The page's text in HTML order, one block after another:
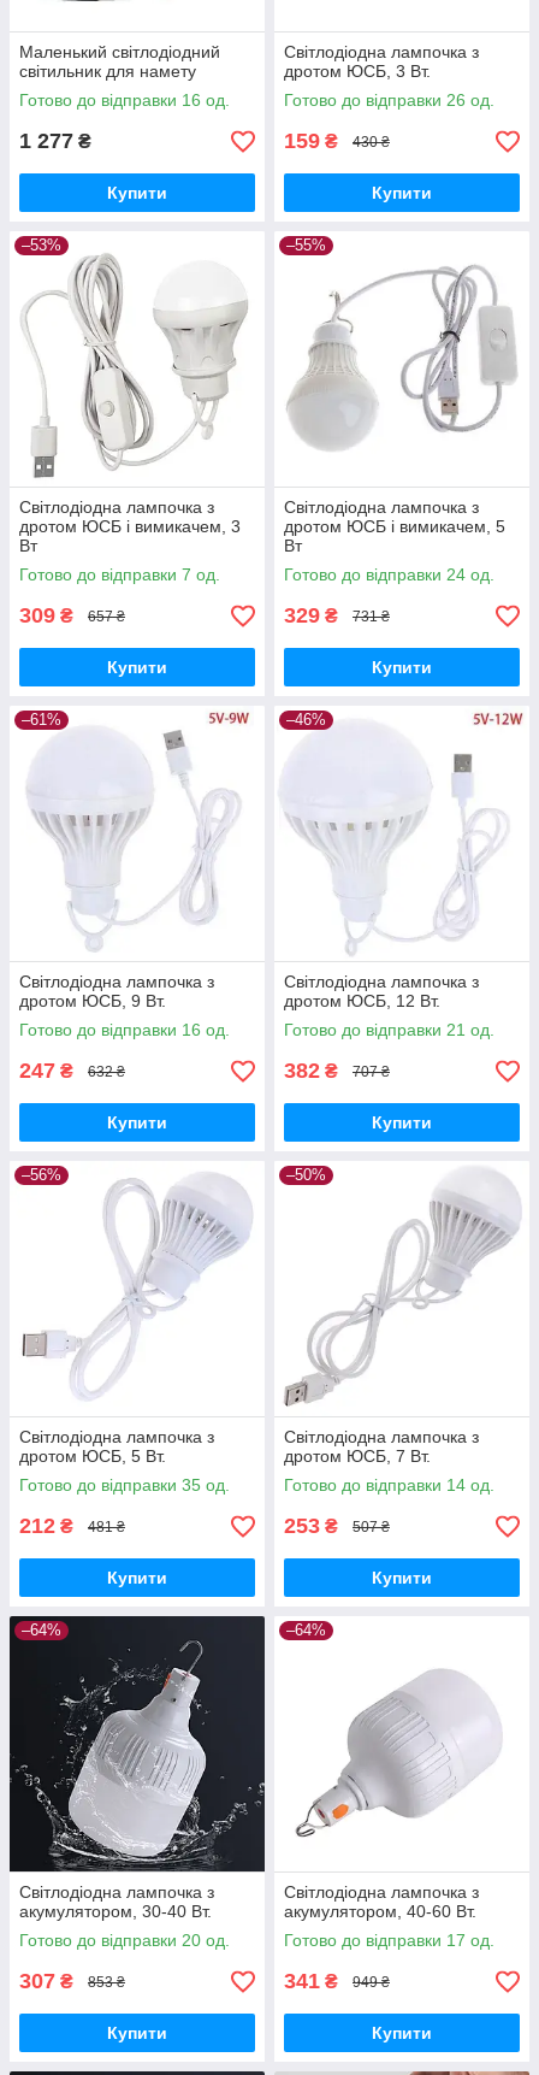
Маленький світлодіодний
світильник для намету
Готово до відправки 16 од.
1 277 ₴
Купити
Світлодіодна лампочка з
дротом ЮСБ, 3 Вт.
Готово до відправки 26 од.
159 ₴ 430 ₴
Купити
–53%
Світлодіодна лампочка з
дротом ЮСБ і вимикачем, 3
Вт
Готово до відправки 7 од.
309 ₴ 657 ₴
Купити
–55%
Світлодіодна лампочка з
дротом ЮСБ і вимикачем, 5
Вт
Готово до відправки 24 од.
329 ₴ 731 ₴
Купити
–61%
Світлодіодна лампочка з
дротом ЮСБ, 9 Вт.
Готово до відправки 16 од.
247 ₴ 632 ₴
Купити
–46%
Світлодіодна лампочка з
дротом ЮСБ, 12 Вт.
Готово до відправки 21 од.
382 ₴ 707 ₴
Купити
–56%
Світлодіодна лампочка з
дротом ЮСБ, 5 Вт.
Готово до відправки 35 од.
212 ₴ 481 ₴
Купити
–50%
Світлодіодна лампочка з
дротом ЮСБ, 7 Вт.
Готово до відправки 14 од.
253 ₴ 507 ₴
Купити
–64%
Світлодіодна лампочка з
акумулятором, 30-40 Вт.
Готово до відправки 20 од.
307 ₴ 853 ₴
Купити
–64%
Світлодіодна лампочка з
акумулятором, 40-60 Вт.
Готово до відправки 17 од.
341 ₴ 949 ₴
Купити